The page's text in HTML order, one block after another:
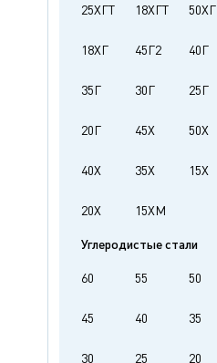
25ХГТ 18ХГТ 50ХГ
18ХГ 45Г2 40Г
35Г 30Г 25Г
20Г 45Х 50Х
40Х 35Х 15Х
20Х 15ХМ
Углеродистые стали
60 55 50
45 40 35
30 25 20